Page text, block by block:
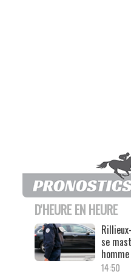
D'HEURE EN HEURE
se
14:50